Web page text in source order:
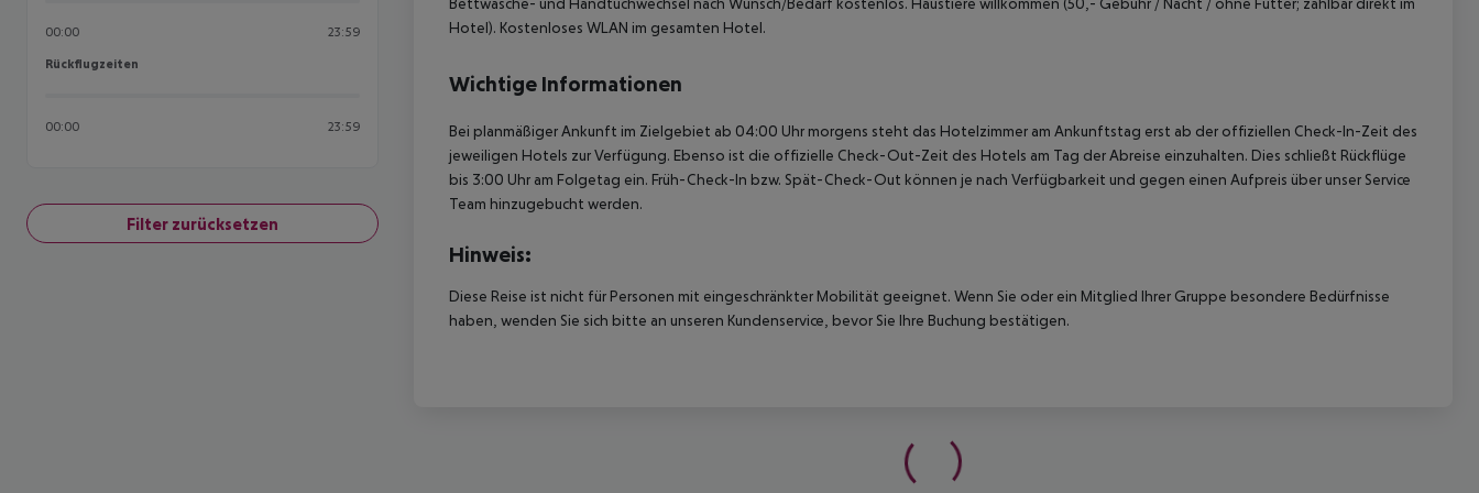
00:00 23:59
Rückflugzeiten
Rückflugzeiten
00:00 23:59
Filter zurücksetzen
Hotel). Kostenloses WLAN im gesamten Hotel.
Wichtige Informationen
Bei planmäßiger Ankunft im Zielgebiet ab 04:00 Uhr morgens steht das Hotelzimmer am Ankunftstag erst ab der offiziellen Check-In-Zeit des
jeweiligen Hotels zur Verfügung. Ebenso ist die offizielle Check-Out-Zeit des Hotels am Tag der Abreise einzuhalten. Dies schließt Rückflüge
bis 3:00 Uhr am Folgetag ein. Früh-Check-In bzw. Spät-Check-Out können je nach Verfügbarkeit und gegen einen Aufpreis über unser Service
Team hinzugebucht werden.
Hinweis:
Diese Reise ist nicht für Personen mit eingeschränkter Mobilität geeignet. Wenn Sie oder ein Mitglied Ihrer Gruppe besondere Bedürfnisse
haben, wenden Sie sich bitte an unseren Kundenservice, bevor Sie Ihre Buchung bestätigen.